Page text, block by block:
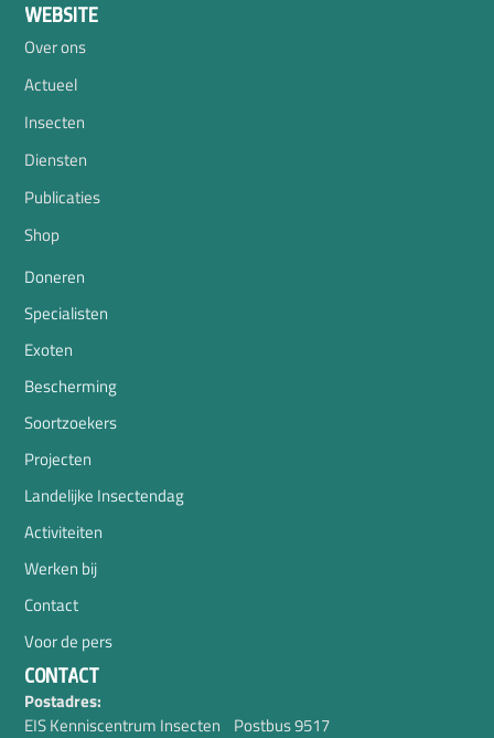
WEBSITE
Over ons
Actueel
Insecten
Diensten
Publicaties
Shop
Doneren
Specialisten
Exoten
Bescherming
Soortzoekers
Projecten
Landelijke Insectendag
Activiteiten
Werken bij
Contact
Voor de pers
CONTACT
Postadres:
EIS Kenniscentrum Insecten Postbus 9517